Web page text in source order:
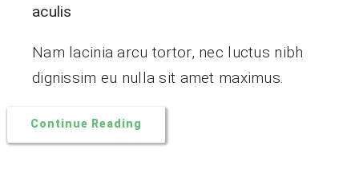
aculis
Nam lacinia arcu tortor, nec luctus nibh
dignissim eu nulla sit amet maximus.
Continue Reading